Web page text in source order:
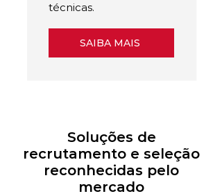
técnicas.
SAIBA MAIS
Soluções de
recrutamento e seleção
reconhecidas pelo
mercado